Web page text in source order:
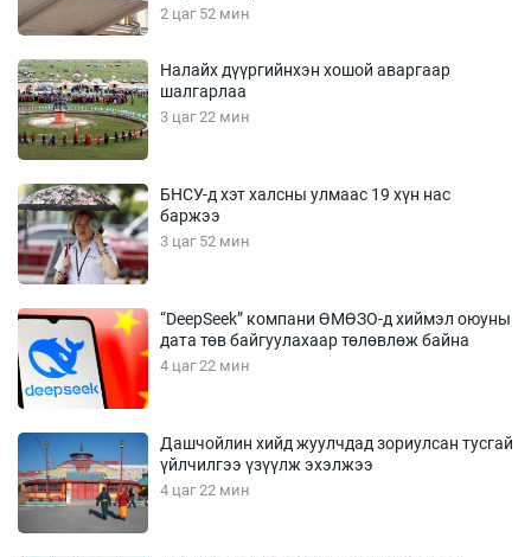
2 цаг 52 мин
Налайх дүүргийнхэн хошой аваргаар
шалгарлаа
3 цаг 22 мин
БНСУ-д хэт халсны улмаас 19 хүн нас
баржээ
3 цаг 52 мин
“DeepSeek” компани ӨМӨЗО-д хиймэл оюуны
дата төв байгуулахаар төлөвлөж байна
4 цаг 22 мин
Дашчойлин хийд жуулчдад зориулсан тусгай
үйлчилгээ үзүүлж эхэлжээ
4 цаг 22 мин